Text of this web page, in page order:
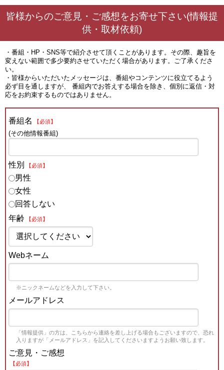
皆様からのご意見・ご感想をお寄せ下さい(情報提
供・取材依頼)
・番組・HP・SNS等で紹介させて頂くことがあります。その際、趣旨を
変えない範囲で多少要約させていただく場合があります。ご了承くださ
い。
・皆様からいただいたメッセージは、番組やコンテンツに役立てるよう
必ず目を通しますが、 番組内でお答えする場合を除き、個別に返信・対
応をお約束するものではありません。
番組名 【必須】
(その他情報番組)
性別 【必須】
男性
女性
回答しない
年齢
【必須】
Webネーム
※ニックネームなどを入力して下さい。
メールアドレス
「情報提供」の方は、こちらから連絡を差し上げる場合もございますので、恐れ
入りますが「メールアドレス」を記入してくださいますようお願い致します。
ご意見・ご感想
【必須】